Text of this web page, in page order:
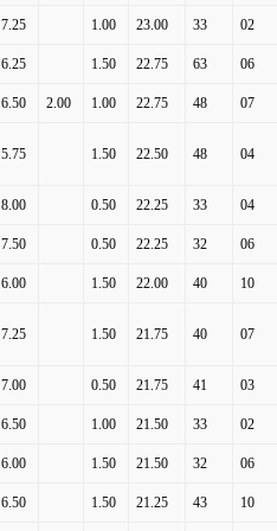
7.25 1.00 23.00 33 02
6.25 1.50 22.75 63 06
6.50 2.00 1.00 22.75 48 07
5.75 1.50 22.50 48 04
8.00 0.50 22.25 33 04
7.50 0.50 22.25 32 06
6.00 1.50 22.00 40 10
7.25 1.50 21.75 40 07
7.00 0.50 21.75 41 03
6.50 1.00 21.50 33 02
6.00 1.50 21.50 32 06
6.50 1.50 21.25 43 10